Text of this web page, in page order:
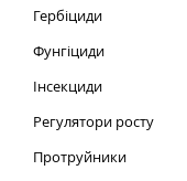
Гербіциди
Фунгіциди
Інсекциди
Регулятори росту
Протруйники